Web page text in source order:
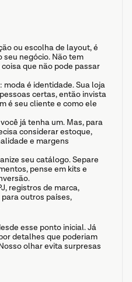
ou escolha de layout, é
seu negócio. Não tem
que não pode passar
: moda é identidade. Sua loja
certas, então invista
é seu cliente e como ele
já tenha um. Mas, para
considerar estoque,
e margens
seu catálogo. Separe
pense em kits e
registros de marca,
outros países,
esse ponto inicial. Já
detalhes que poderiam
olhar evita surpresas